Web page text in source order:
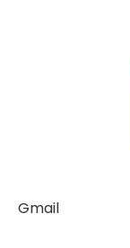
Gmail